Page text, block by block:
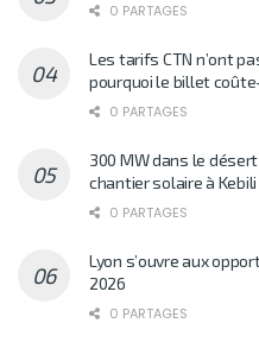
0 PARTAGES
Les tarifs CTN n’ont
pourquoi le billet
0 PARTAGES
300 MW dans le
chantier solaire à Kebili
0 PARTAGES
Lyon s’ouvre aux
2026
0 PARTAGES